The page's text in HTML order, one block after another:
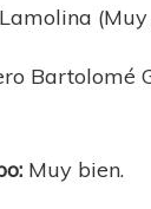
Bartolomé
Muy bien.